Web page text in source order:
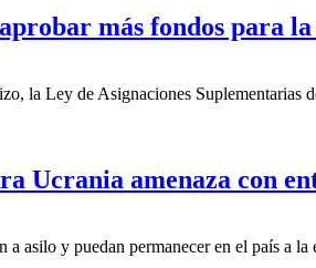
más fondos para
la Ley de Asignaciones
Ucrania amenaza con
asilo y puedan permanecer en el país a